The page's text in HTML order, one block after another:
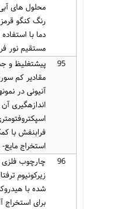
محلول های
رنگ کنگو
دما با
مستقیم نور
95
پیشتغلیظ و
مقادیر کم
آنیونی در
اندازهگیری
فرابنفش با
استخراج
96
چارچوب فلزی
زیرکونیوم
شده با
برای استخراج